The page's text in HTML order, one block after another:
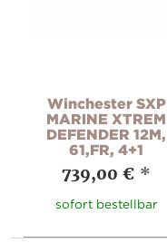
Winchester SXP
MARINE XTREM
DEFENDER 12M,
61,FR, 4+1
739,00 € *
sofort bestellbar